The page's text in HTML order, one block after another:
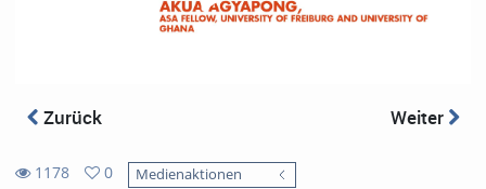
Zurück Weiter
1178
0
Medienaktionen